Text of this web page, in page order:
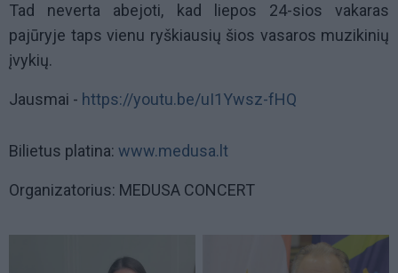
Tad neverta abejoti, kad liepos 24-sios vakaras
pajūryje taps vienu ryškiausių šios vasaros muzikinių
įvykių.
Jausmai - https://youtu.be/uI1Ywsz-fHQ
Bilietus platina: www.medusa.lt
Organizatorius: MEDUSA CONCERT